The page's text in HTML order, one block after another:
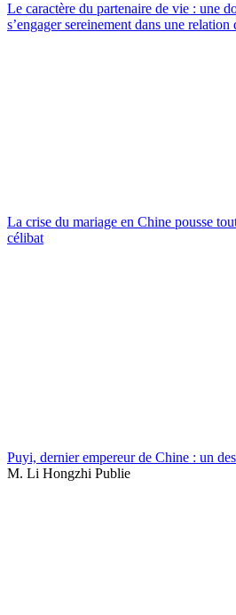
Le caractère du partenaire de vie : une
s’engager sereinement dans une relation
La crise du mariage en Chine pousse
célibat
Puyi, dernier empereur de Chine : un
M. Li Hongzhi Publie